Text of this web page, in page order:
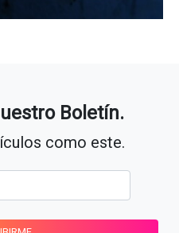
Boletín.
como este.